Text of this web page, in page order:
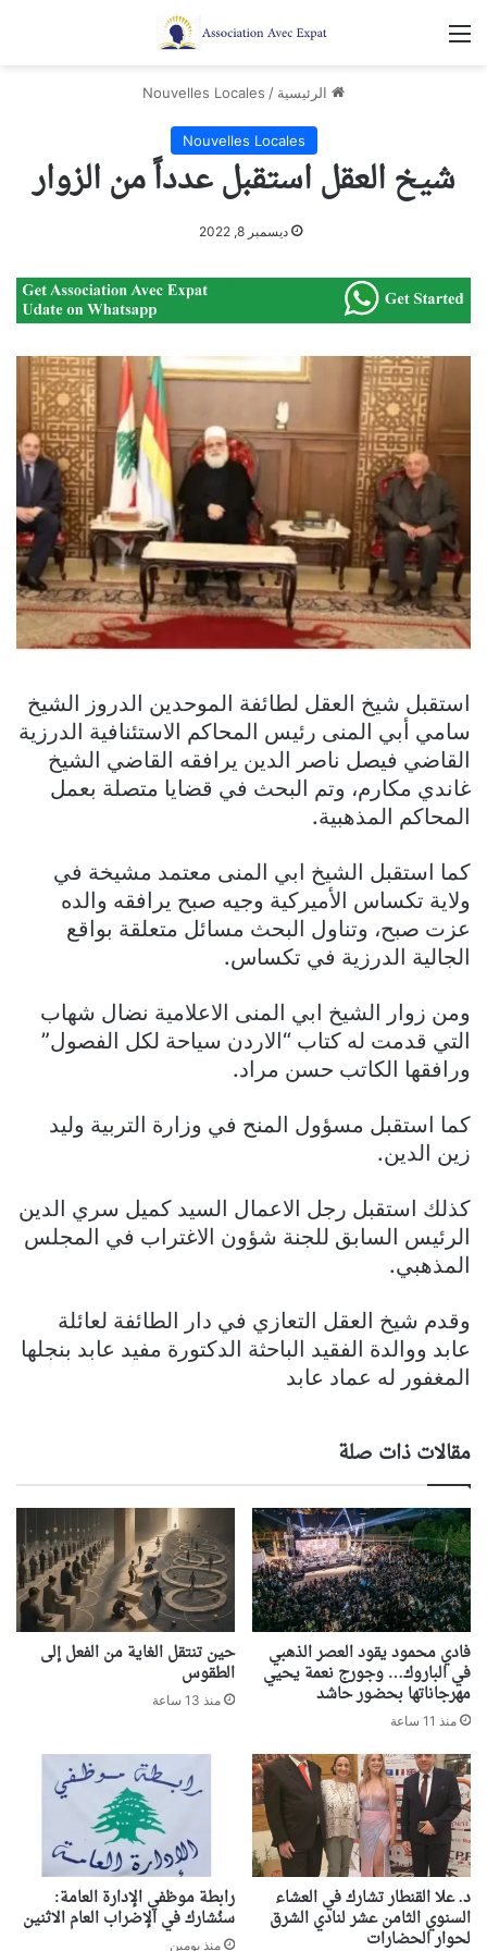
القائمة
الرئيسية /
Nouvelles Locales
Nouvelles Locales
شيخ العقل استقبل عدداً من الزوار
ديسمبر 8, 2022
استقبل شيخ العقل لطائفة الموحدين الدروز الشيخ
سامي أبي المنى رئيس المحاكم الاستئنافية الدرزية
القاضي فيصل ناصر الدين يرافقه القاضي الشيخ
غاندي مكارم، وتم البحث في قضايا متصلة بعمل
المحاكم المذهبية.
كما استقبل الشيخ ابي المنى معتمد مشيخة في
ولاية تكساس الأميركية وجيه صبح يرافقه والده
عزت صبح، وتناول البحث مسائل متعلقة بواقع
الجالية الدرزية في تكساس.
ومن زوار الشيخ ابي المنى الاعلامية نضال شهاب
التي قدمت له كتاب “الاردن سياحة لكل الفصول”
ورافقها الكاتب حسن مراد.
كما استقبل مسؤول المنح في وزارة التربية وليد
زين الدين.
كذلك استقبل رجل الاعمال السيد كميل سري الدين
الرئيس السابق للجنة شؤون الاغتراب في المجلس
المذهبي.
وقدم شيخ العقل التعازي في دار الطائفة لعائلة
عابد ووالدة الفقيد الباحثة الدكتورة مفيد عابد بنجلها
المغفور له عماد عابد
مقالات ذات صلة
فادي محمود يقود العصر الذهبي
في الباروك… وجورج نعمة يحيي
مهرجاناتها بحضور حاشد
منذ 11 ساعة
حين تنتقل الغاية من الفعل إلى
الطقوس
منذ 13 ساعة
د. علا القنطار تشارك في العشاء
السنوي الثامن عشر لنادي الشرق
لحوار الحضارات
رابطة موظفي الإدارة العامة:
سنُشارك في الإضراب العام الاثنين
منذ يومين